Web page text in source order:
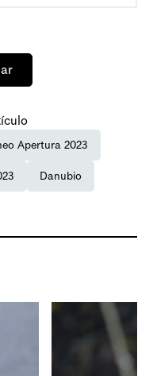
Apertura 2023
Danubio